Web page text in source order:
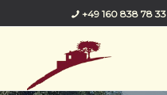
+49 160 838 78 33